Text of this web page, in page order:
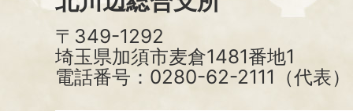
〒349-1292
埼玉県加須市麦倉1481番地1
電話番号：0280-62-2111（代表）